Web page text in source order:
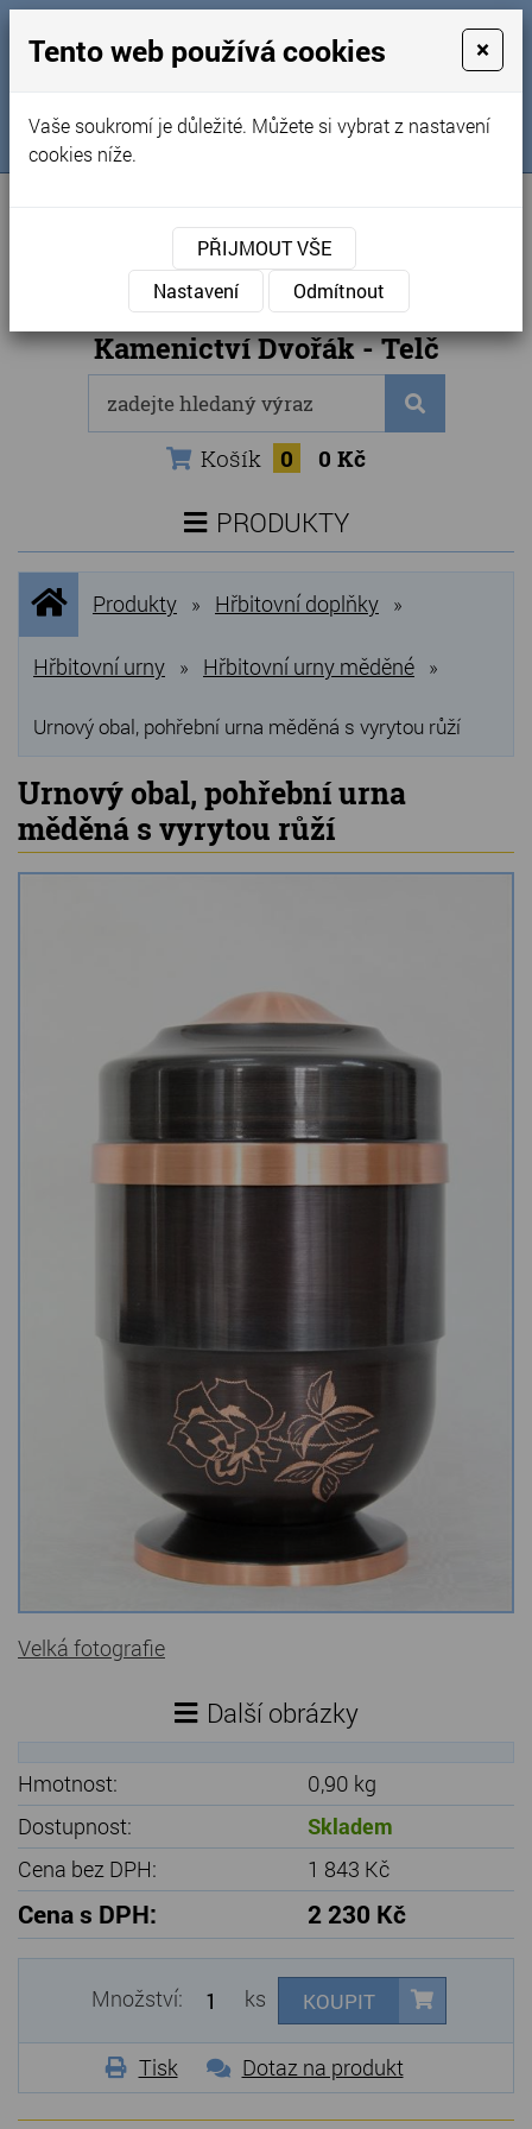
Obchodní podmínky
Kontakty
Naše kamenictví
Sledujte nás na FB
Internetový obchod
Kamenictví Dvořák - Telč
Košík 0 0 Kč
PRODUKTY
NOVINKY
NEJPRODÁVANĚJŠÍ
VÝPRODEJ
Produkty
Grilovací, pečící kameny
Lávové grilovací kameny
Kamenné truhlíky
Hřbitovní doplňky
Zvířecí náhrobky a pomníčky
Kamenné stoly, konferenční stolky
Údržba a čištění kamene
Úvodní
stránka
Produkty » Hřbitovní doplňky »
Hřbitovní urny » Hřbitovní urny měděné »
Urnový obal, pohřební urna měděná s vyrytou růží
Urnový obal, pohřební urna
měděná s vyrytou růží
Velká fotografie
Další obrázky
Hmotnost:
0,90 kg
Dostupnost:
Skladem
Cena bez DPH:
1 843 Kč
Cena s DPH: 2 230 Kč
Množství: ks KOUPIT
Tisk Dotaz na produkt
Tento web používá cookies ×
Vaše soukromí je důležité. Můžete si vybrat z nastavení
cookies níže.
PŘIJMOUT VŠE
Nastavení
Odmítnout